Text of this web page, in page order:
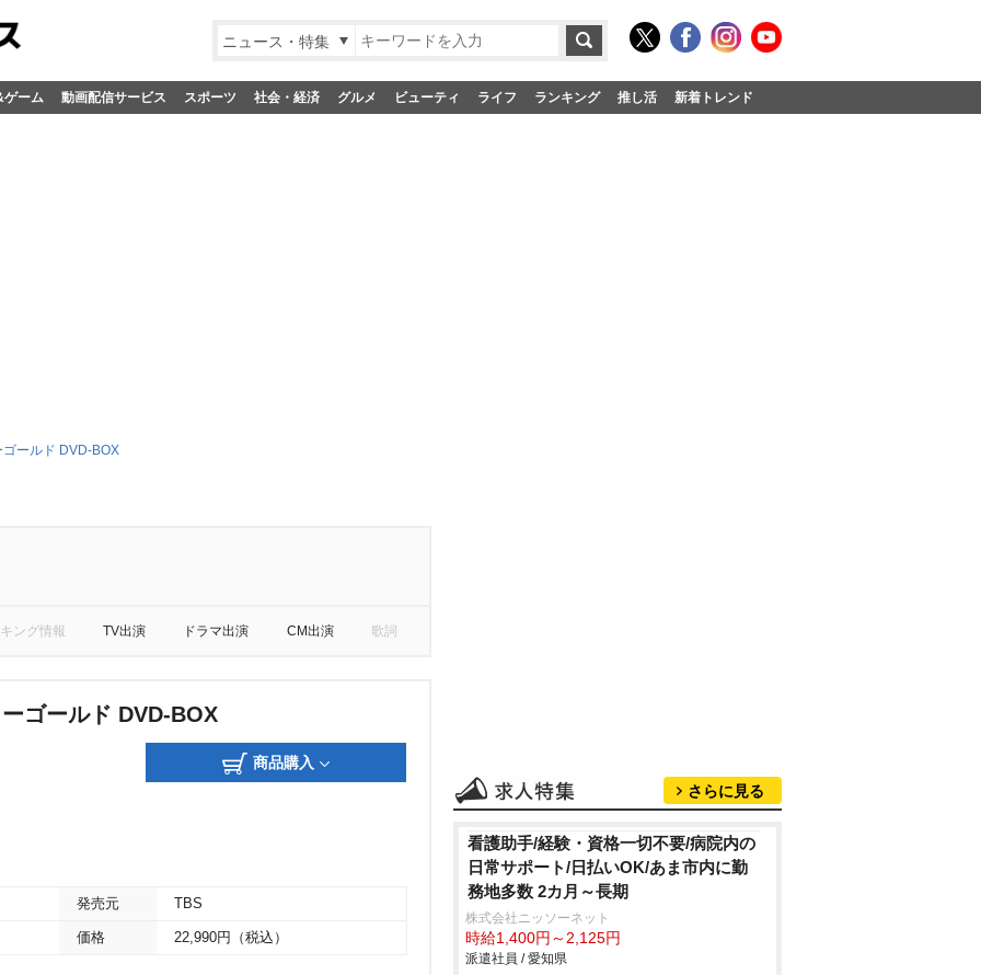
ニュース・特集
ゲーム 動画配信サービス スポーツ 社会・経済 グルメ ビューティ ライフ ランキング 推し活 新着トレンド
ールド DVD-BOX
ング情報 TV出演 ドラマ出演 CM出演 歌詞
ゴールド DVD-BOX
商品購入
発売元 TBS
価格 22,990円（税込）
さらに見る
看護助手/経験・資格一切不要/病院内の
日常サポート/日払いOK/あま市内に勤
務地多数 2カ月～長期
株式会社ニッソーネット
時給1,400円～2,125円
派遣社員 / 愛知県